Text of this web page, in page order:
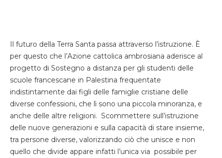
Il futuro della Terra Santa passa attraverso l’istruzione. È
per questo che l’Azione cattolica ambrosiana aderisce al
progetto di Sostegno a distanza per gli studenti delle
scuole francescane in Palestina frequentate
indistintamente dai figli delle famiglie cristiane delle
diverse confessioni, che lì sono una piccola minoranza, e
anche delle altre religioni. Scommettere sull’istruzione
delle nuove generazioni e sulla capacità di stare insieme,
tra persone diverse, valorizzando ciò che unisce e non
quello che divide appare infatti l’unica via possibile per